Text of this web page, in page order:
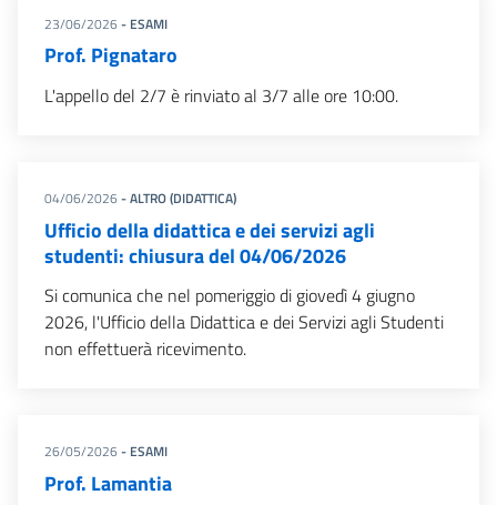
23/06/2026 - ESAMI
Prof. Pignataro
L'appello del 2/7 è rinviato al 3/7 alle ore 10:00.
04/06/2026 - ALTRO (DIDATTICA)
Ufficio della didattica e dei servizi agli
studenti: chiusura del 04/06/2026
Si comunica che nel pomeriggio di giovedì 4 giugno
2026, l'Ufficio della Didattica e dei Servizi agli Studenti
non effettuerà ricevimento.
26/05/2026 - ESAMI
Prof. Lamantia